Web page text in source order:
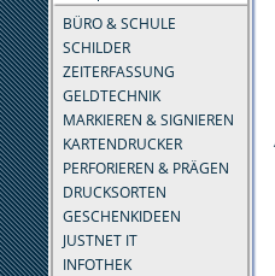
BÜRO & SCHULE
SCHILDER
ZEITERFASSUNG
GELDTECHNIK
MARKIEREN & SIGNIEREN
KARTENDRUCKER
PERFORIEREN & PRÄGEN
DRUCKSORTEN
GESCHENKIDEEN
JUSTNET IT
INFOTHEK